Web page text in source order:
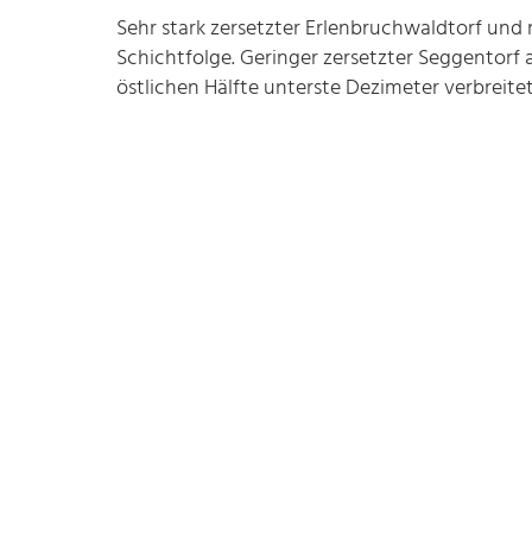
Sehr stark zersetzter Erlenbruchwaldtorf
Schichtfolge. Geringer zersetzter
östlichen Hälfte unterste Dezimeter